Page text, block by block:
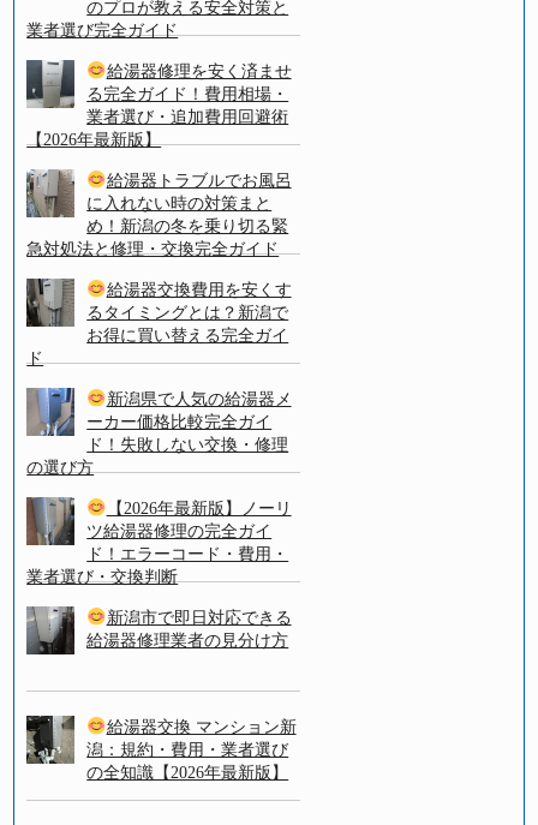
のプロが教える安全対策と
業者選び完全ガイド
給湯器修理を安く済ませ
る完全ガイド！費用相場・
業者選び・追加費用回避術
【2026年最新版】
給湯器トラブルでお風呂
に入れない時の対策まと
め！新潟の冬を乗り切る緊
急対処法と修理・交換完全ガイド
給湯器交換費用を安くす
るタイミングとは？新潟で
お得に買い替える完全ガイ
ド
新潟県で人気の給湯器メ
ーカー価格比較完全ガイ
ド！失敗しない交換・修理
の選び方
【2026年最新版】ノーリ
ツ給湯器修理の完全ガイ
ド！エラーコード・費用・
業者選び・交換判断
新潟市で即日対応できる
給湯器修理業者の見分け方
給湯器交換 マンション新
潟：規約・費用・業者選び
の全知識【2026年最新版】